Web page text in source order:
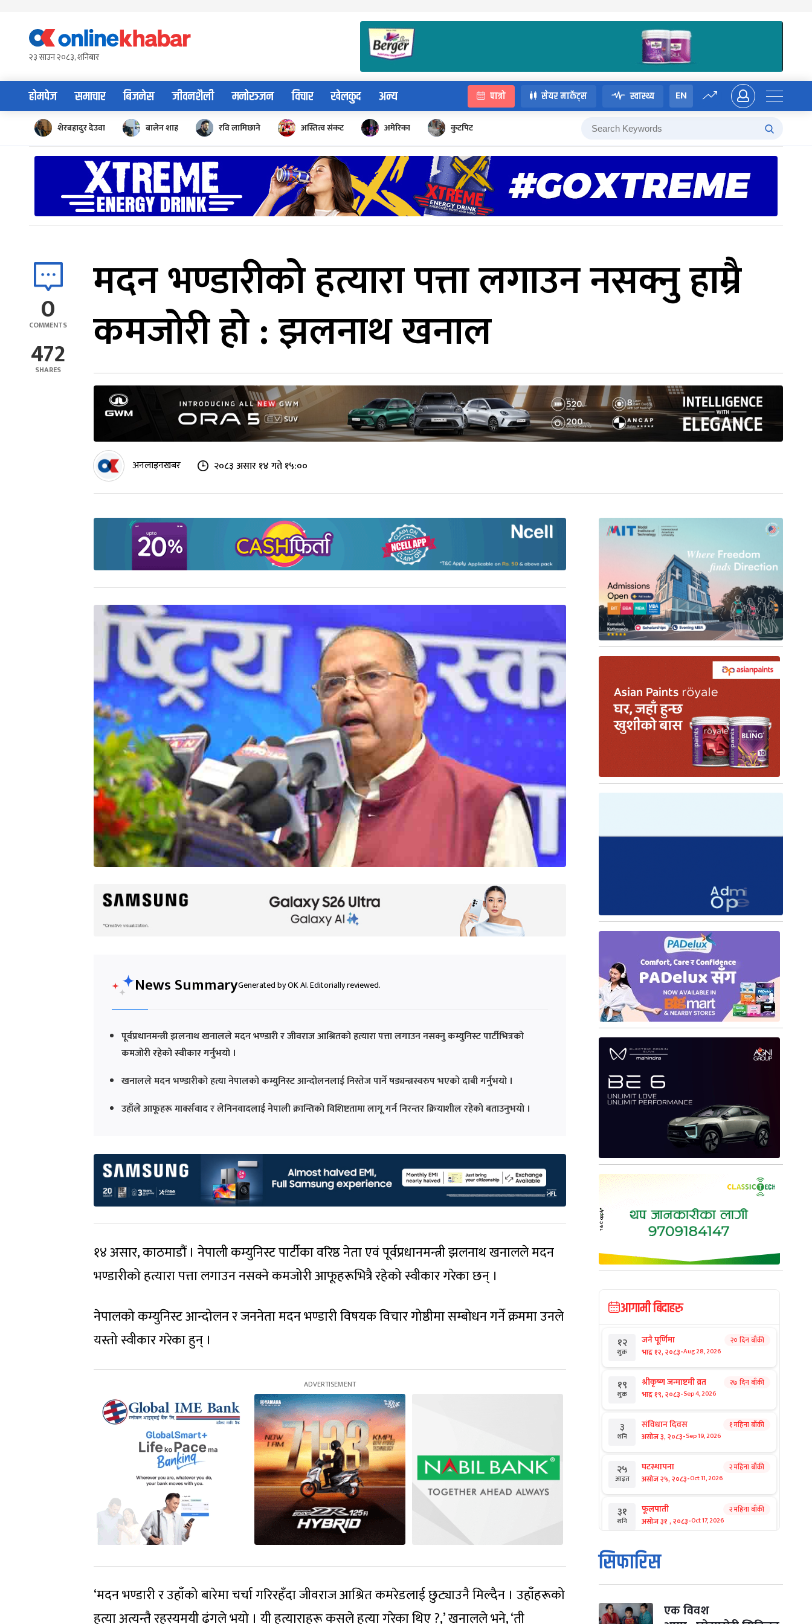
content२३ साउन २०८३, शनिबार
होमपेज समाचार बिजनेस जीवनशैली मनोरञ्जन विचार खेलकुद अन्य पात्रो सेयर मार्केट्स स्वास्थ्य EN
शेरबहादुर देउवा बालेन शाह रवि लामिछाने अस्तित्व संकट अमेरिका कुटपिट
0
COMMENTS
472
SHARES
मदन भण्डारीको हत्यारा पत्ता लगाउन नसक्नु हाम्रै
कमजोरी हो : झलनाथ खनाल
अनलाइनखबर २०८३ असार १४ गते १५:००
News SummaryGenerated by OK AI. Editorially reviewed.
पूर्वप्रधानमन्त्री झलनाथ खनालले मदन भण्डारी र जीवराज आश्रितको हत्यारा पत्ता लगाउन नसक्नु कम्युनिस्ट पार्टीभित्रको
कमजोरी रहेको स्वीकार गर्नुभयो ।
खनालले मदन भण्डारीको हत्या नेपालको कम्युनिस्ट आन्दोलनलाई निस्तेज पार्ने षड्यन्त्रस्वरुप भएको दाबी गर्नुभयो ।
उहाँले आफूहरू मार्क्सवाद र लेनिनवादलाई नेपाली क्रान्तिको विशिष्टतामा लागू गर्न निरन्तर क्रियाशील रहेको बताउनुभयो ।
१४ असार, काठमाडौं । नेपाली कम्युनिस्ट पार्टीका वरिष्ठ नेता एवं पूर्वप्रधानमन्त्री झलनाथ खनालले मदन
भण्डारीको हत्यारा पत्ता लगाउन नसक्ने कमजोरी आफूहरूभित्रै रहेको स्वीकार गरेका छन् ।
नेपालको कम्युनिस्ट आन्दोलन र जननेता मदन भण्डारी विषयक विचार गोष्ठीमा सम्बोधन गर्ने क्रममा उनले
यस्तो स्वीकार गरेका हुन् ।
‘मदन भण्डारी र उहाँको बारेमा चर्चा गरिरहँदा जीवराज आश्रित कमरेडलाई छुट्याउनै मिल्दैन । उहाँहरूको
हत्या अत्यन्तै रहस्यमयी ढंगले भयो । यी हत्याराहरू कसले हत्या गरेका थिए ?,’ खनालले भने, ‘ती
आगामी बिदाहरु
१२
शुक्र
जनै पूर्णिमा
भाद्र १२, २०८३-Aug 28, 2026
२० दिन बाँकी
१९
शुक्र
श्रीकृष्ण जन्माष्टमी व्रत
भाद्र १९, २०८३-Sep 4, 2026
२७ दिन बाँकी
३
शनि
संविधान दिवस
असोज ३, २०८३-Sep 19, 2026
१ महिना बाँकी
२५
आइत
घटस्थापना
असोज २५, २०८३-Oct 11, 2026
२ महिना बाँकी
३१
शनि
फूलपाती
असोज ३१ , २०८३-Oct 17, 2026
२ महिना बाँकी
१
आइत
कार्तिक सङ्क्रान्ति
कार्तिक १, २०८३
मंगल कार्तिक ३, २०८३-Oct 20, 2026
सिफारिस
एक विवश